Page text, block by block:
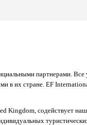
партнерами.
в их стране. EF
Kingdom, содействует